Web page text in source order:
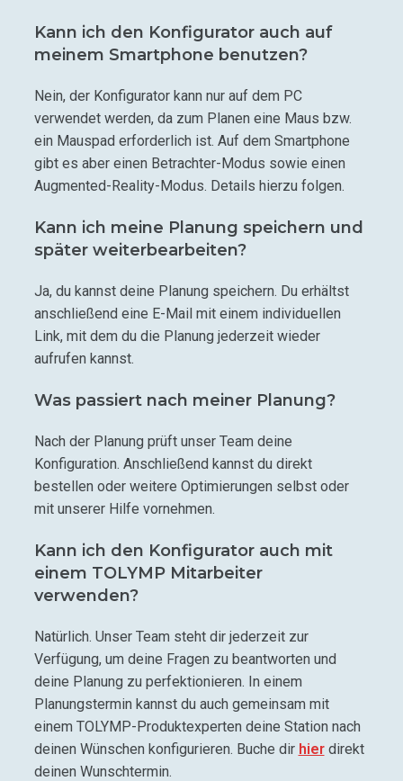
Kann ich den Konfigurator auch auf
meinem Smartphone benutzen?
Nein, der Konfigurator kann nur auf dem PC
verwendet werden, da zum Planen eine Maus bzw.
ein Mauspad erforderlich ist. Auf dem Smartphone
gibt es aber einen Betrachter-Modus sowie einen
Augmented-Reality-Modus. Details hierzu folgen.
Kann ich meine Planung speichern und
später weiterbearbeiten?
Ja, du kannst deine Planung speichern. Du erhältst
anschließend eine E-Mail mit einem individuellen
Link, mit dem du die Planung jederzeit wieder
aufrufen kannst.
Was passiert nach meiner Planung?
Nach der Planung prüft unser Team deine
Konfiguration. Anschließend kannst du direkt
bestellen oder weitere Optimierungen selbst oder
mit unserer Hilfe vornehmen.
Kann ich den Konfigurator auch mit
einem TOLYMP Mitarbeiter
verwenden?
Natürlich. Unser Team steht dir jederzeit zur
Verfügung, um deine Fragen zu beantworten und
deine Planung zu perfektionieren. In einem
Planungstermin kannst du auch gemeinsam mit
einem TOLYMP-Produktexperten deine Station nach
deinen Wünschen konfigurieren. Buche dir hierdirekt
deinen Wunschtermin.